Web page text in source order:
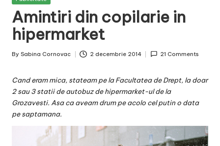
a
C
o
r
n
o
v
-
Amintiri din copilarie in
hipermarket
Posted
By Sabina Cornovac 2 decembrie 2014 21 Comments
Cand eram mica, stateam pe la Facultatea de Drept, la doar
2 sau 3 statii de autobuz de hipermarket-ul de la
Grozavesti. Asa ca aveam drum pe acolo cel putin o data
pe saptamana.